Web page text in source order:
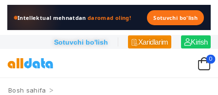
Intellektual mehnatdandaromad oling! Sotuvchi bo'lish
Sotuvchi bo'lish Xaridlarim Kirish
0
Bosh sahifa >